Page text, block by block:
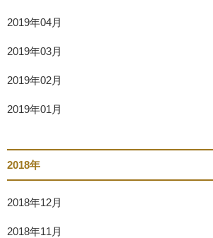
2019年04月
2019年03月
2019年02月
2019年01月
2018年
2018年12月
2018年11月